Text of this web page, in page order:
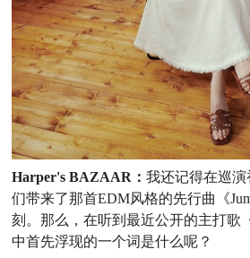
Harper's BAZAAR：我还记得在巡
们带来了那首EDM风格的先行曲《
刻。那么，在听到最近公开的主打歌
中首先浮现的一个词是什么呢？